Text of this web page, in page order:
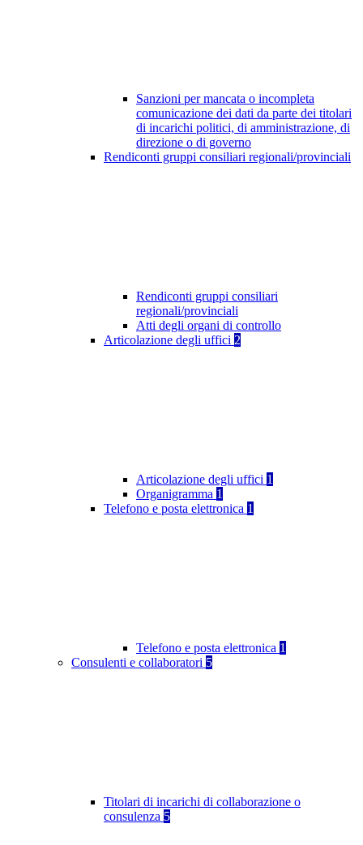
Sanzioni per mancata o incompleta
comunicazione dei dati da parte dei titolari
di incarichi politici, di amministrazione, di
direzione o di governo
Rendiconti gruppi consiliari regionali/provinciali
Rendiconti gruppi consiliari
regionali/provinciali
Atti degli organi di controllo
Articolazione degli uffici 2
Articolazione degli uffici 1
Organigramma 1
Telefono e posta elettronica 1
Telefono e posta elettronica 1
Consulenti e collaboratori 5
Titolari di incarichi di collaborazione o
consulenza 5